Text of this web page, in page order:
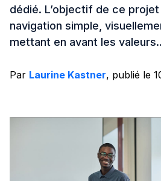
dédié. L’objectif de ce
navigation simple,
mettant en avant les
Par Laurine Kastner, publié le